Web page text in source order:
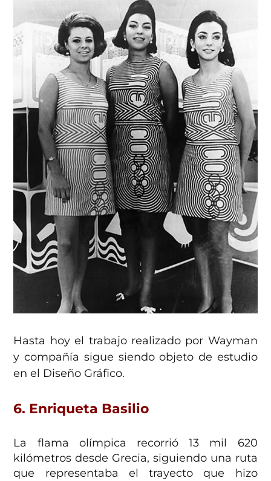
Hasta hoy el trabajo realizado por Wayman
y compañía sigue siendo objeto de estudio
en el Diseño Gráfico.
6. Enriqueta Basilio
La flama olímpica recorrió 13 mil 620
kilómetros desde Grecia, siguiendo una ruta
que representaba el trayecto que hizo